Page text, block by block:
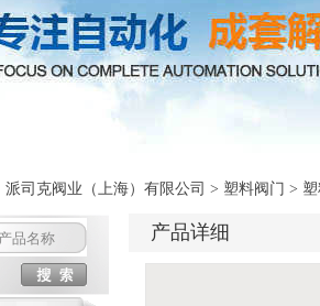
派司克阀业（上海）有限公司 > 塑料阀门 >
产品详细